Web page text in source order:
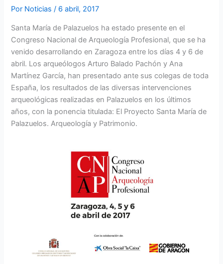
Por Noticias/ 6 abril, 2017
Santa María de Palazuelos ha estado presente en el
Congreso Nacional de Arqueología Profesional, que se ha
venido desarrollando en Zaragoza entre los días 4 y 6 de
abril. Los arqueólogos Arturo Balado Pachón y Ana
Martínez García, han presentado ante sus colegas de toda
España, los resultados de las diversas intervenciones
arqueológicas realizadas en Palazuelos en los últimos
años, con la ponencia titulada: El Proyecto Santa María de
Palazuelos. Arqueología y Patrimonio.